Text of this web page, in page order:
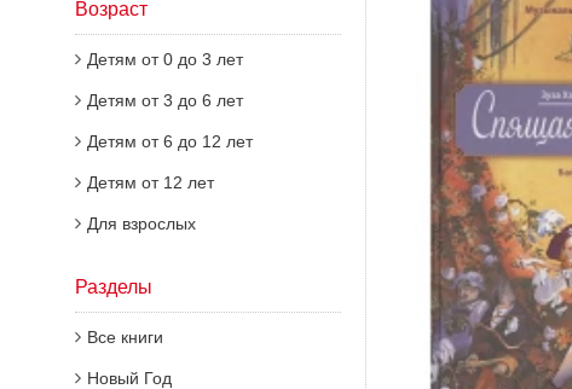
Возраст
Детям от 0 до 3 лет
Детям от 3 до 6 лет
Детям от 6 до 12 лет
Детям от 12 лет
Для взрослых
Разделы
Все книги
Новый Год